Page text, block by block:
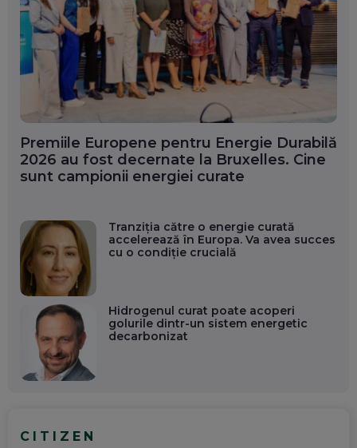
Premiile Europene pentru Energie Durabilă
2026 au fost decernate la Bruxelles. Cine
sunt campionii energiei curate
Tranziția către o energie curată
accelerează în Europa. Va avea succes
cu o condiție crucială
Hidrogenul curat poate acoperi
golurile dintr-un sistem energetic
decarbonizat
CITIZEN